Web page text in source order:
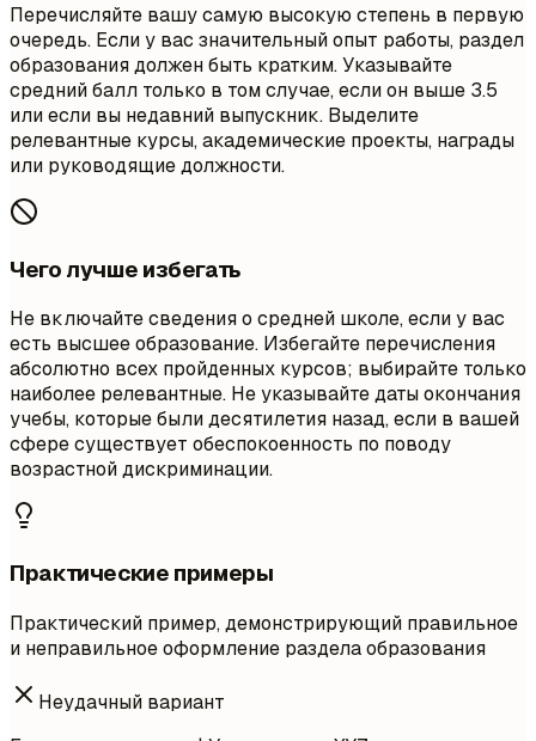
Перечисляйте вашу самую высокую степень в первую
очередь. Если у вас значительный опыт работы, раздел
образования должен быть кратким. Указывайте
средний балл только в том случае, если он выше 3.5
или если вы недавний выпускник. Выделите
релевантные курсы, академические проекты, награды
или руководящие должности.
Чего лучше избегать
Не включайте сведения о средней школе, если у вас
есть высшее образование. Избегайте перечисления
абсолютно всех пройденных курсов; выбирайте только
наиболее релевантные. Не указывайте даты окончания
учебы, которые были десятилетия назад, если в вашей
сфере существует обеспокоенность по поводу
возрастной дискриминации.
Практические примеры
Практический пример, демонстрирующий правильное
и неправильное оформление раздела образования
Неудачный вариант